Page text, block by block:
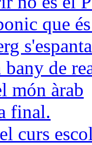
que és
s'espanta
de
món àrab
final.
curs